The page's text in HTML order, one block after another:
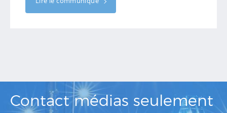
Contact médias seulement